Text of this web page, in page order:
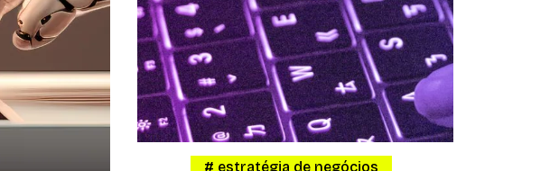
estratégia de negócios